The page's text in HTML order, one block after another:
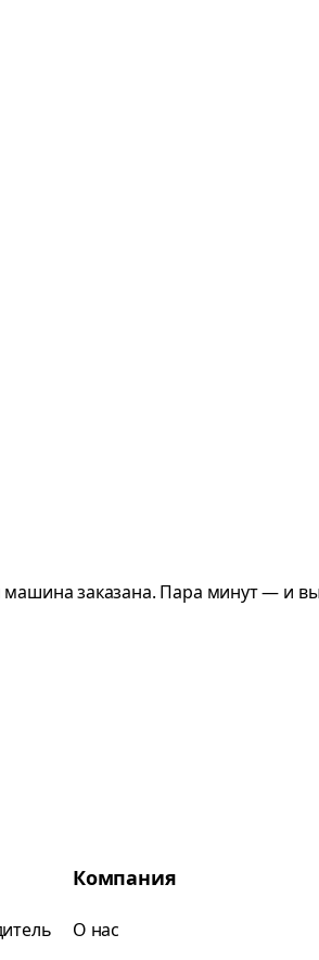
Компания
О нас